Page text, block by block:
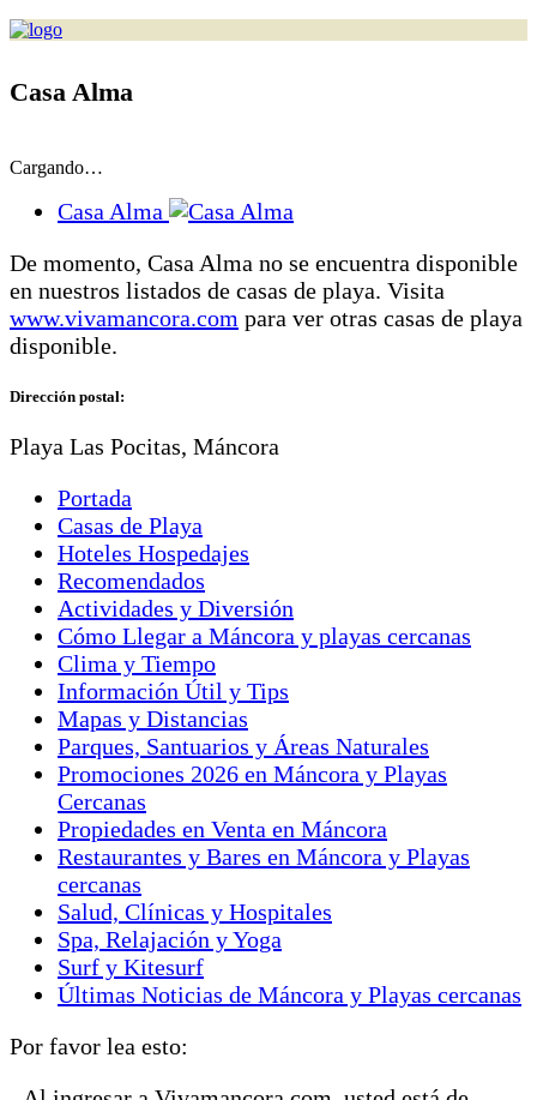
Casa Alma
Cargando…
Casa Alma
De momento, Casa Alma no se encuentra disponible
en nuestros listados de casas de playa. Visita
www.vivamancora.com para ver otras casas de playa
disponible.
Dirección postal:
Playa Las Pocitas, Máncora
Portada
Casas de Playa
Hoteles Hospedajes
Recomendados
Actividades y Diversión
Cómo Llegar a Máncora y playas cercanas
Clima y Tiempo
Información Útil y Tips
Mapas y Distancias
Parques, Santuarios y Áreas Naturales
Promociones 2026 en Máncora y Playas
Cercanas
Propiedades en Venta en Máncora
Restaurantes y Bares en Máncora y Playas
cercanas
Salud, Clínicas y Hospitales
Spa, Relajación y Yoga
Surf y Kitesurf
Últimas Noticias de Máncora y Playas cercanas
Por favor lea esto: